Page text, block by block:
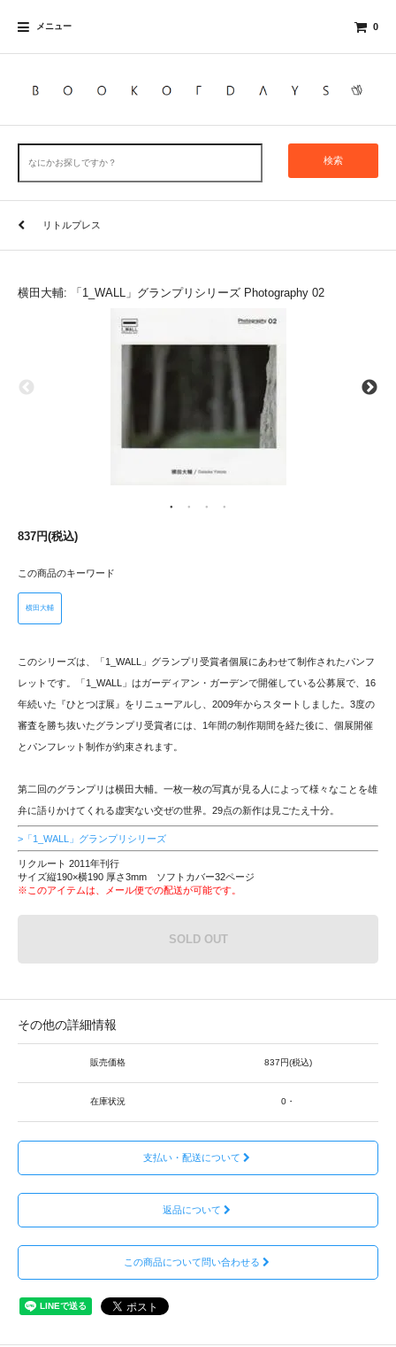
メニュー 0
検索
リトルプレス
横田大輔: 「1_WALL」グランプリシリーズ Photography 02
837円(税込)
この商品のキーワード
横田大輔
このシリーズは、「1_WALL」グランプリ受賞者個展にあわせて制作されたパンフ
レットです。「1_WALL」はガーディアン・ガーデンで開催している公募展で、16
年続いた『ひとつぼ展』をリニューアルし、2009年からスタートしました。3度の
審査を勝ち抜いたグランプリ受賞者には、1年間の制作期間を経た後に、個展開催
とパンフレット制作が約束されます。
第二回のグランプリは横田大輔。一枚一枚の写真が見る人によって様々なことを雄
弁に語りかけてくれる虚実ない交ぜの世界。29点の新作は見ごたえ十分。
>「1_WALL」グランプリシリーズ
リクルート 2011年刊行
サイズ縦190×横190 厚さ3mm ソフトカバー32ページ
※このアイテムは、メール便での配送が可能です。
SOLD OUT
その他の詳細情報
販売価格 837円(税込)
在庫状況 0・
支払い・配送について
返品について
この商品について問い合わせる